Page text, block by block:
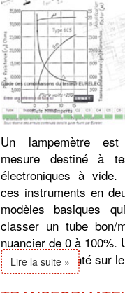
Un lampemètre
mesure destiné à
électroniques à
ces instruments en
modèles basiques
classer un tube bon/
nuancier de 0 à 100%.
type est présenté sur
Lire la suite »